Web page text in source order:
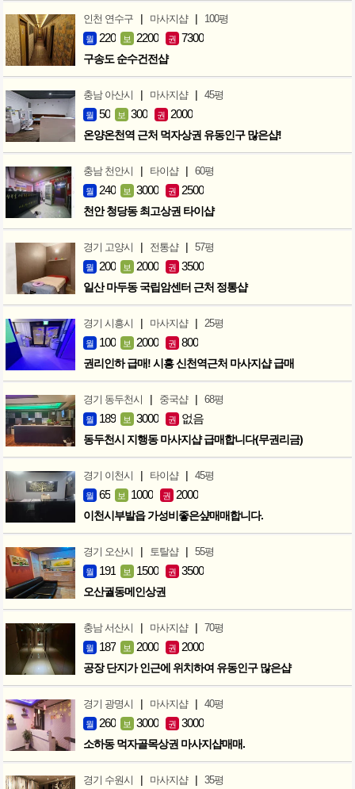
인천 연수구 | 마사지샵 | 100평
월 220 보 2200 권 7300
구송도 순수건전샵
충남 아산시 | 마사지샵 | 45평
월 50 보 300 권 2000
온양온천역 근처 먹자상권 유동인구 많은샵!
충남 천안시 | 타이샵 | 60평
월 240 보 3000 권 2500
천안 청당동 최고상권 타이샵
경기 고양시 | 전통샵 | 57평
월 200 보 2000 권 3500
일산 마두동 국립암센터 근처 정통샵
경기 시흥시 | 마사지샵 | 25평
월 100 보 2000 권 800
권리인하 급매! 시흥 신천역근처 마사지샵 급매
경기 동두천시 | 중국샵 | 68평
월 189 보 3000 권 없음
동두천시 지행동 마사지샵 급매합니다(무권리금)
경기 이천시 | 타이샵 | 45평
월 65 보 1000 권 2000
이천시부발읍 가성비좋은샾매매합니다.
경기 오산시 | 토탈샵 | 55평
월 191 보 1500 권 3500
오산궐동메인상권
충남 서산시 | 마사지샵 | 70평
월 187 보 2000 권 2000
공장 단지가 인근에 위치하여 유동인구 많은샵
경기 광명시 | 마사지샵 | 40평
월 260 보 3000 권 3000
소하동 먹자골목상권 마사지샵매매.
경기 수원시 | 마사지샵 | 35평